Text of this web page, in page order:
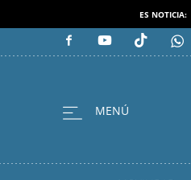
ES NOTICIA: